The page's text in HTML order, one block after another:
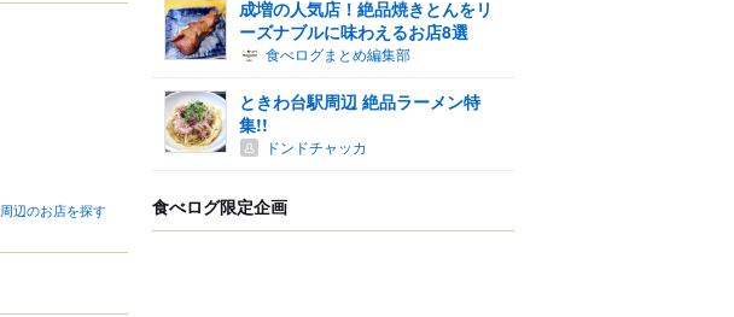
周辺のお店を探す
成増の人気店！絶品焼きとんをリ
ーズナブルに味わえるお店8選
食べログまとめ編集部
ときわ台駅周辺 絶品ラーメン特
集!!
ドンドチャッカ
食べログ限定企画